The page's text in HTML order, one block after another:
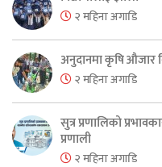
२ महिना अगाडि
अनुदानमा कृषि औजार
२ महिना अगाडि
सुत्र प्रणालिको
प्रणाली
२ महिना अगाडि